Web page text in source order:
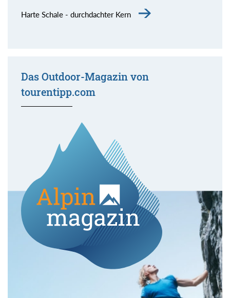
Harte Schale - durchdachter Kern
Das Outdoor-Magazin von
tourentipp.com